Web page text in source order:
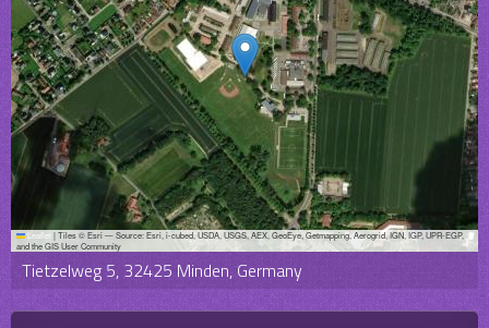
Leaflet |Tiles © Esri — Source: Esri, i-cubed, USDA, USGS, AEX, GeoEye, Getmapping, Aerogrid, IGN, IGP, UPR-EGP,
and the GIS User Community
Tietzelweg 5, 32425 Minden, Germany